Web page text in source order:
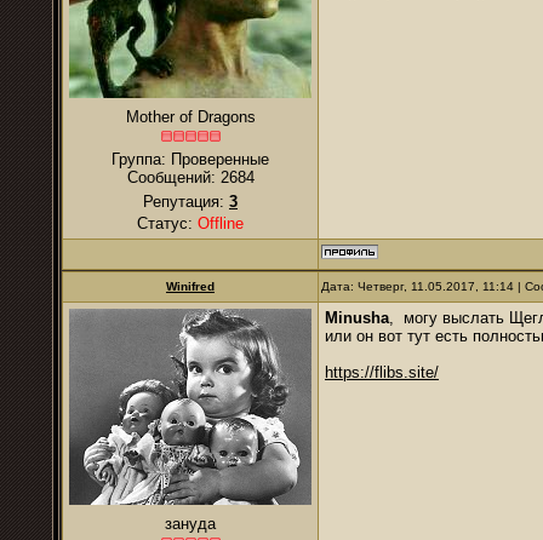
Mother of Dragons
Группа: Проверенные
Сообщений: 2684
Репутация: 3
Статус: Offline
Winifred Дата: Четверг, 11.05.2017, 11:14 |
зануда
Minusha, могу выслать
или он вот тут есть
https://flibs.site/